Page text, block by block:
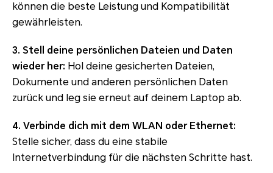
können die beste Leistung und Kompatibilität
gewährleisten.
3. Stell deine persönlichen Dateien und Daten
wieder her: Hol deine gesicherten Dateien,
Dokumente und anderen persönlichen Daten
zurück und leg sie erneut auf deinem Laptop ab.
4. Verbinde dich mit dem WLAN oder Ethernet:
Stelle sicher, dass du eine stabile
Internetverbindung für die nächsten Schritte hast.